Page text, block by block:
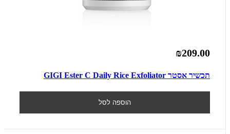
₪209.00
תכשיר אסטר GIGI Ester C Daily Rice Exfoliator
הוספה לסל